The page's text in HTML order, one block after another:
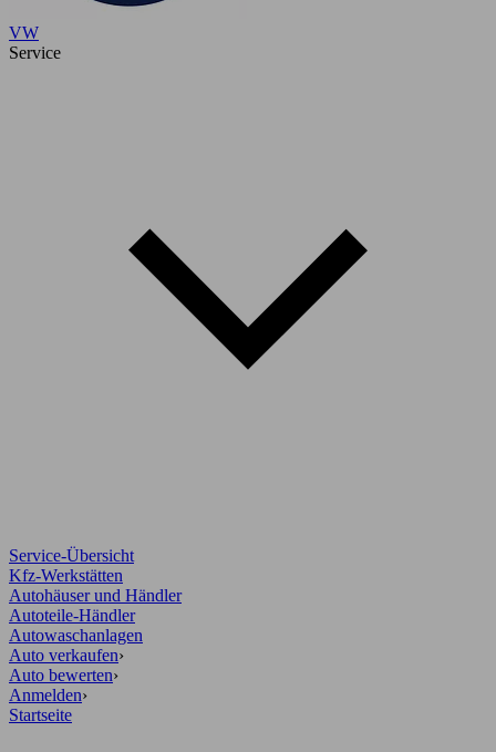
VW
Service
Service-Übersicht
Kfz-Werkstätten
Autohäuser und Händler
Autoteile-Händler
Autowaschanlagen
Auto verkaufen›
Auto bewerten›
Anmelden›
Startseite